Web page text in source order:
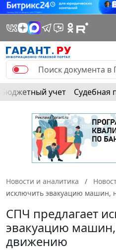
Бюджетный учет Судебная
Новости и аналитика
исключить эвакуацию
СПЧ предлагает
эвакуацию
движению